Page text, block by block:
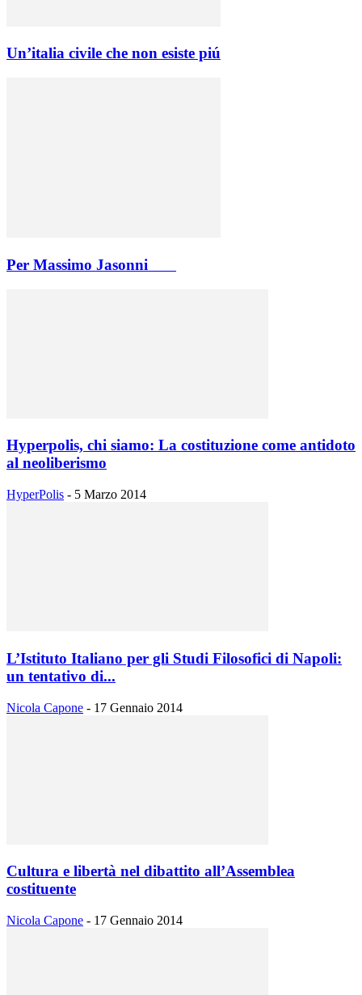
Un’italia civile che non esiste piú
Per Massimo Jasonni
Hyperpolis, chi siamo: La costituzione come antidoto
al neoliberismo
HyperPolis - 5 Marzo 2014
L’Istituto Italiano per gli Studi Filosofici di Napoli:
un tentativo di...
Nicola Capone - 17 Gennaio 2014
Cultura e libertà nel dibattito all’Assemblea
costituente
Nicola Capone - 17 Gennaio 2014